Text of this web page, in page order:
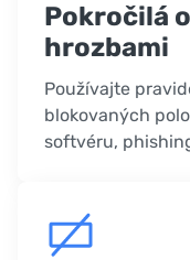
Pokročilá
hrozbami
Používajte
blokovaných
softvéru,